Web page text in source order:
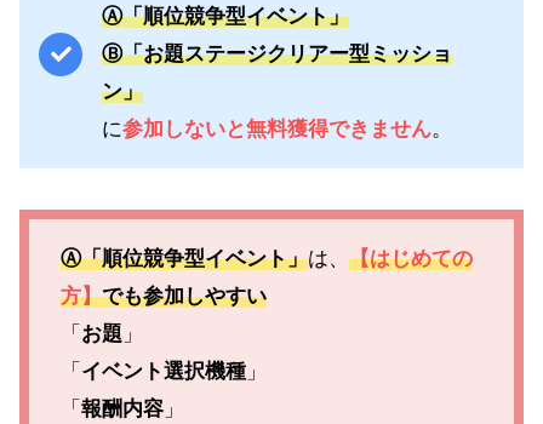
Ⓐ「順位競争型イベント」
Ⓑ「お題ステージクリアー型ミッショ
ン」
に参加しないと無料獲得できません。
Ⓐ「順位競争型イベント」は、 【はじめての
方】でも参加しやすい
「 お題 」
「 イベント選択機種」
「 報酬内容」